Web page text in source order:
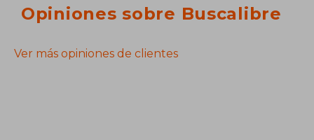
Opiniones sobre Buscalibre
Ver más opiniones de clientes